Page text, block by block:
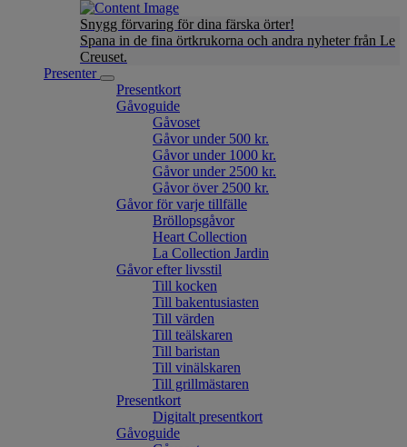
Snygg förvaring för dina färska örter!
Spana in de fina örtkrukorna och andra nyheter från Le
Creuset.
Presenter
Presentkort
Gåvoguide
Gåvoset
Gåvor under 500 kr.
Gåvor under 1000 kr.
Gåvor under 2500 kr.
Gåvor över 2500 kr.
Gåvor för varje tillfälle
Bröllopsgåvor
Heart Collection
La Collection Jardin
Gåvor efter livsstil
Till kocken
Till bakentusiasten
Till värden
Till teälskaren
Till baristan
Till vinälskaren
Till grillmästaren
Presentkort
Digitalt presentkort
Gåvoguide